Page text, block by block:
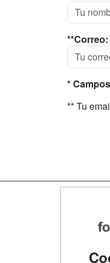
**Correo:
*
** Tu